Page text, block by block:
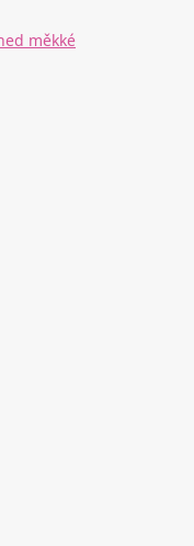
měkké